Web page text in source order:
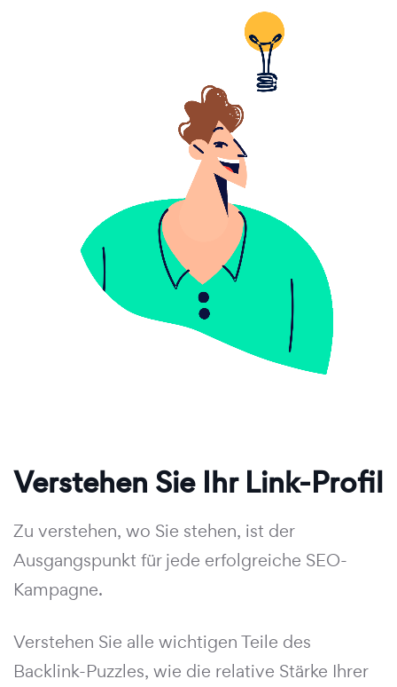
Verstehen Sie Ihr Link-Profil
Zu verstehen, wo Sie stehen, ist der
Ausgangspunkt für jede erfolgreiche SEO-
Kampagne.
Verstehen Sie alle wichtigen Teile des
Backlink-Puzzles, wie die relative Stärke Ihrer